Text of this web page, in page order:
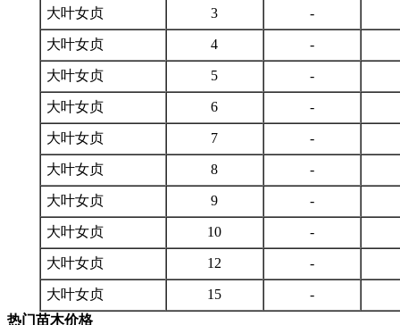
大叶女贞 3 -
大叶女贞 4 -
大叶女贞 5 -
大叶女贞 6 -
大叶女贞 7 -
大叶女贞 8 -
大叶女贞 9 -
大叶女贞 10 -
大叶女贞 12 -
大叶女贞 15
-
热门苗木价格